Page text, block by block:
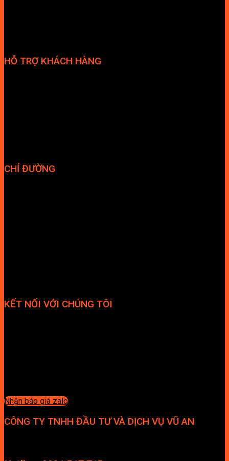
HỖ TRỢ KHÁCH HÀNG
CHỈ ĐƯỜNG
KẾT NỐI VỚI CHÚNG TÔI
Nhận báo giá zalo
CÔNG TY TNHH ĐẦU TƯ VÀ DỊCH VỤ VŨ AN